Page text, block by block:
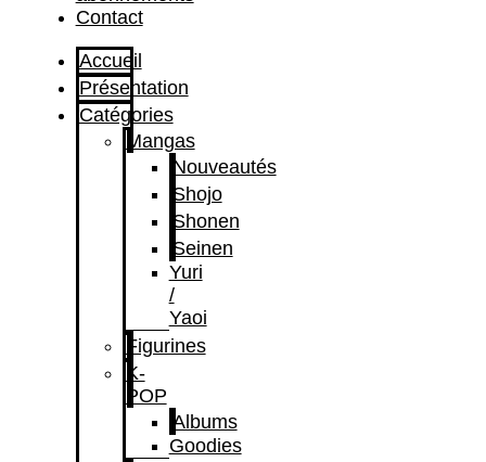
Contact
Accueil
Présentation
Catégories
Mangas
Nouveautés
Shojo
Shonen
Seinen
Yuri
/
Yaoi
Figurines
K-
POP
Albums
Goodies